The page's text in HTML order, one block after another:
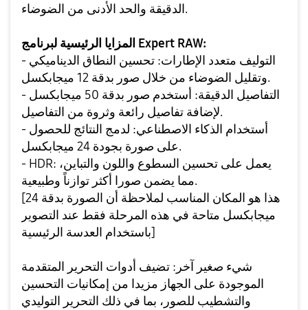
الدقيقة والحد الأدنى من الضوضاء.
المزايا الرئيسية لبرنامج Expert RAW:
- التوليف متعدد الإطارات: تحسين النطاق الديناميكي
وتقليل الضوضاء من خلال صور بدقة 12 ميجابكسل.
- التفاصيل الدقيقة: أستخدم صور بدقة 50 ميجابكسل
لإضافة تفاصيل رائعة وثروة من التفاصيل.
- أستخدام الذكاء الاصطناعي: لدمج النتائج للحصول
على صورة بجودة 24 ميجابكسل.
- HDR: يعمل على تحسين السطوع واللون والتباين،
مما يضمن صورا أكثر توازناً وطبيعية.
[هذا هو المكان المناسب لملاحظة أن الصورة بدقة 24
ميجابكسل متاحة في هذه المرحلة فقط عند التصوير
باستخدام العدسة الرئيسية]
شيء صغير آخر: تضيف أدوات التحرير المتقدمة
الموجودة على الجهاز مزيدا من إمكانيات التحسين
والتشطيب للصور، بما في ذلك التحرير التوليدي